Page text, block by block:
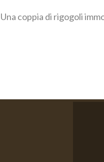
Una coppia di rigogoli